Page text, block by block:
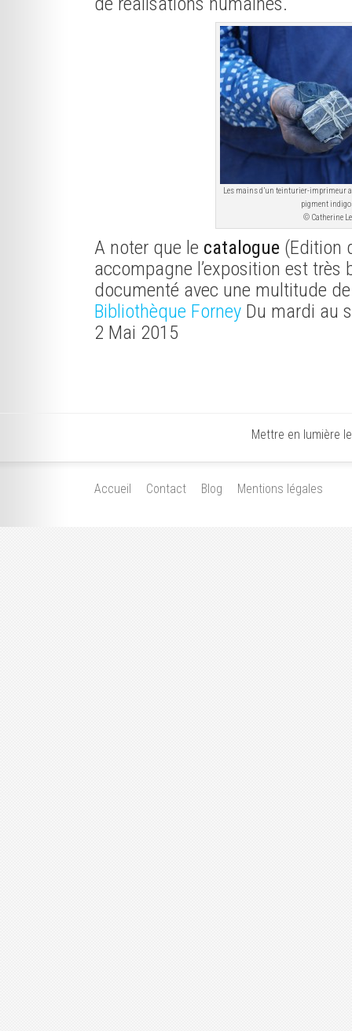
Les mains d’un teinturier-imprimeur
pigment
© Catherine
A noter que le catalogue (Edition
accompagne l’exposition est
documenté avec une multitude
Bibliothèque Forney Du mardi au
2 Mai 2015
Mettre en lumière
Accueil Contact Blog Mentions légales